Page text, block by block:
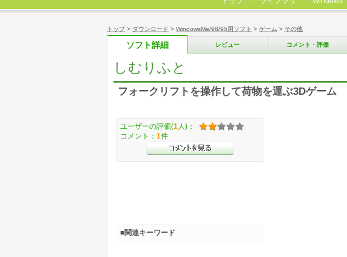
トップ> ダウンロード > WindowsMe/98/95用ソフト > ゲーム > その他
ソフト詳細 レビュー コメント・評価
しむりふと
フォークリフトを操作して荷物を運ぶ3Dゲーム
ユーザーの評価(1 人)：
コメント： 1件
■関連キーワード